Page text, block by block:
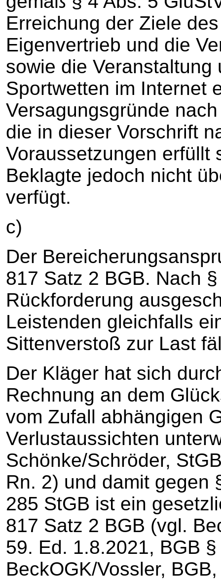
Erreichung der Ziele
Eigenvertrieb und die
sowie die Veranstaltung
Sportwetten im Internet
Versagungsgründe
die in dieser Vorschrift
Voraussetzungen erfüllt
Beklagte jedoch nicht
verfügt.
c)
Der
817 Satz 2 BGB. Nach
Rückforderung
Leistenden gleichfalls
Sittenverstoß zur Last
Der Kläger hat sich
Rechnung an dem
vom Zufall abhängigen
Verlustaussichten
Schönke/Schröder,
Rn. 2) und damit gegen
285 StGB ist ein
817 Satz 2 BGB (vgl.
59. Ed. 1.8.2021, BGB
BeckOGK/Vossler,